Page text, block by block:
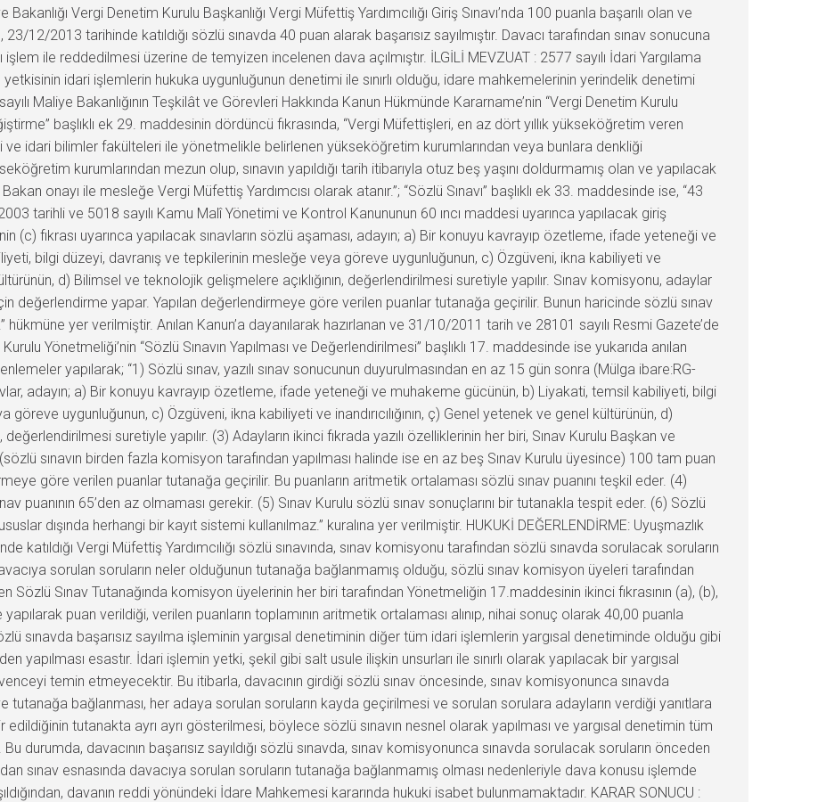
Vergi Denetim Kurulu Başkanlığı Vergi Müfettiş Yardımcılığı Giriş Sınavı’nda 100 puanla başarılı olan ve
12/2013 tarihinde katıldığı sözlü sınavda 40 puan alarak başarısız sayılmıştır. Davacı tarafından sınav sonucuna
işlem ile reddedilmesi üzerine de temyizen incelenen dava açılmıştır. İLGİLİ MEVZUAT : 2577 sayılı İdari Yargılama
yetkisinin idari işlemlerin hukuka uygunluğunun denetimi ile sınırlı olduğu, idare mahkemelerinin yerindelik denetimi
Maliye Bakanlığının Teşkilât ve Görevleri Hakkında Kanun Hükmünde Kararname’nin “Vergi Denetim Kurulu
başlıklı ek 29. maddesinin dördüncü fıkrasında, “Vergi Müfettişleri, en az dört yıllık yükseköğretim veren
ve idari bilimler fakülteleri ile yönetmelikle belirlenen yükseköğretim kurumlarından veya bunlara denkliği
kurumlarından mezun olup, sınavın yapıldığı tarih itibarıyla otuz beş yaşını doldurmamış olan ve yapılacak
onayı ile mesleğe Vergi Müfettiş Yardımcısı olarak atanır.”; “Sözlü Sınavı” başlıklı ek 33. maddesinde ise, “43
tarihli ve 5018 sayılı Kamu Malî Yönetimi ve Kontrol Kanununun 60 ıncı maddesi uyarınca yapılacak giriş
(c) fıkrası uyarınca yapılacak sınavların sözlü aşaması, adayın; a) Bir konuyu kavrayıp özetleme, ifade yeteneği ve
bilgi düzeyi, davranış ve tepkilerinin mesleğe veya göreve uygunluğunun, c) Özgüveni, ikna kabiliyeti ve
d) Bilimsel ve teknolojik gelişmelere açıklığının, değerlendirilmesi suretiyle yapılır. Sınav komisyonu, adaylar
değerlendirme yapar. Yapılan değerlendirmeye göre verilen puanlar tutanağa geçirilir. Bunun haricinde sözlü sınav
hükmüne yer verilmiştir. Anılan Kanun’a dayanılarak hazırlanan ve 31/10/2011 tarih ve 28101 sayılı Resmi Gazete’de
Yönetmeliği’nin “Sözlü Sınavın Yapılması ve Değerlendirilmesi” başlıklı 17. maddesinde ise yukarıda anılan
yapılarak; “1) Sözlü sınav, yazılı sınav sonucunun duyurulmasından en az 15 gün sonra (Mülga ibare:RG-
adayın; a) Bir konuyu kavrayıp özetleme, ifade yeteneği ve muhakeme gücünün, b) Liyakati, temsil kabiliyeti, bilgi
uygunluğunun, c) Özgüveni, ikna kabiliyeti ve inandırıcılığının, ç) Genel yetenek ve genel kültürünün, d)
suretiyle yapılır. (3) Adayların ikinci fıkrada yazılı özelliklerinin her biri, Sınav Kurulu Başkan ve
sınavın birden fazla komisyon tarafından yapılması halinde ise en az beş Sınav Kurulu üyesince) 100 tam puan
göre verilen puanlar tutanağa geçirilir. Bu puanların aritmetik ortalaması sözlü sınav puanını teşkil eder. (4)
puanının 65’den az olmaması gerekir. (5) Sınav Kurulu sözlü sınav sonuçlarını bir tutanakla tespit eder. (6) Sözlü
dışında herhangi bir kayıt sistemi kullanılmaz.” kuralına yer verilmiştir. HUKUKİ DEĞERLENDİRME: Uyuşmazlık
katıldığı Vergi Müfettiş Yardımcılığı sözlü sınavında, sınav komisyonu tarafından sözlü sınavda sorulacak soruların
sorulan soruların neler olduğunun tutanağa bağlanmamış olduğu, sözlü sınav komisyon üyeleri tarafından
Sözlü Sınav Tutanağında komisyon üyelerinin her biri tarafından Yönetmeliğin 17.maddesinin ikinci fıkrasının (a), (b),
puan verildiği, verilen puanların toplamının aritmetik ortalaması alınıp, nihai sonuç olarak 40,00 puanla
sınavda başarısız sayılma işleminin yargısal denetiminin diğer tüm idari işlemlerin yargısal denetiminde olduğu gibi
yapılması esastır. İdari işlemin yetki, şekil gibi salt usule ilişkin unsurları ile sınırlı olarak yapılacak bir yargısal
temin etmeyecektir. Bu itibarla, davacının girdiği sözlü sınav öncesinde, sınav komisyonunca sınavda
tutanağa bağlanması, her adaya sorulan soruların kayda geçirilmesi ve sorulan sorulara adayların verdiği yanıtlara
tutanakta ayrı ayrı gösterilmesi, böylece sözlü sınavın nesnel olarak yapılması ve yargısal denetimin tüm
durumda, davacının başarısız sayıldığı sözlü sınavda, sınav komisyonunca sınavda sorulacak soruların önceden
sınav esnasında davacıya sorulan soruların tutanağa bağlanmamış olması nedenleriyle dava konusu işlemde
davanın reddi yönündeki İdare Mahkemesi kararında hukuki isabet bulunmamaktadır. KARAR SONUCU :